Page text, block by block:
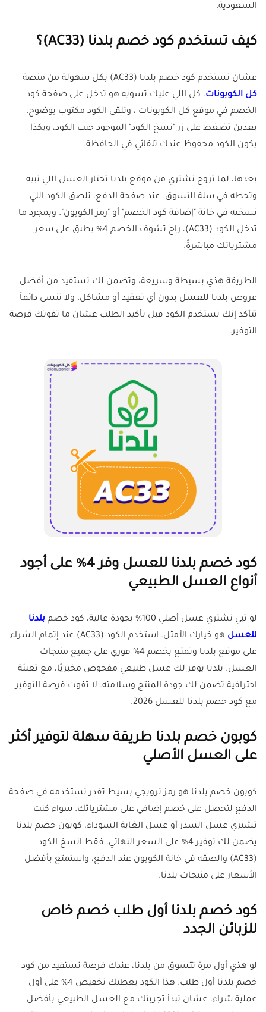
السعودية.
كيف تستخدم كود خصم بلدنا (AC33)؟
عشان تستخدم كود خصم بلدنا (AC33) بكل سهولة من منصة
كل الكوبونات، كل اللي عليك تسويه هو تدخل على صفحة كود
الخصم في موقع كل الكوبونات ، وتلقى الكود مكتوب بوضوح.
بعدين تضغط على زر "نسخ الكود" الموجود جنب الكود، وبكذا
يكون الكود محفوظ عندك تلقائي في الحافظة.
بعدها، لما تروح تشتري من موقع بلدنا تختار العسل اللي تبيه
وتحطه في سلة التسوق. عند صفحة الدفع، تلصق الكود اللي
نسخته في خانة "إضافة كود الخصم" أو "رمز الكوبون". وبمجرد ما
تدخل الكود (AC33)، راح تشوف الخصم 4% يطبق على سعر
مشترياتك مباشرةً.
الطريقة هذي بسيطة وسريعة، وتضمن لك تستفيد من أفضل
عروض بلدنا للعسل بدون أي تعقيد أو مشاكل. ولا تنسى دائماً
تتأكد إنك تستخدم الكود قبل تأكيد الطلب عشان ما تفوتك فرصة
التوفير.
كود خصم بلدنا للعسل وفر 4% على أجود
أنواع العسل الطبيعي
لو تبي تشتري عسل أصلي 100% بجودة عالية، كود خصم
بلدنا
للعسل
هو خيارك الأمثل. استخدم الكود (AC33) عند إتمام الشراء
على موقع بلدنا وتمتع بخصم 4% فوري على جميع منتجات
العسل. بلدنا يوفر لك عسل طبيعي مفحوص مخبريًا، مع تعبئة
احترافية تضمن لك جودة المنتج وسلامته. لا تفوت فرصة التوفير
مع كود خصم بلدنا للعسل 2026.
كوبون خصم بلدنا طريقة سهلة لتوفير أكثر
على العسل الأصلي
كوبون خصم بلدنا هو رمز ترويجي بسيط تقدر تستخدمه في صفحة
الدفع لتحصل على خصم إضافي على مشترياتك. سواء كنت
تشتري عسل السدر أو عسل الغابة السوداء، كوبون خصم بلدنا
يضمن لك توفير 4% على السعر النهائي. فقط انسخ الكود
(AC33) والصقه في خانة الكوبون عند الدفع، واستمتع بأفضل
الأسعار على منتجات بلدنا.
كود خصم بلدنا أول طلب خصم خاص
للزبائن الجدد
لو هذي أول مرة تتسوق من بلدنا، عندك فرصة تستفيد من كود
خصم بلدنا أول طلب. هذا الكود يعطيك تخفيض 4% على أول
عملية شراء، عشان تبدأ تجربتك مع العسل الطبيعي بأفضل